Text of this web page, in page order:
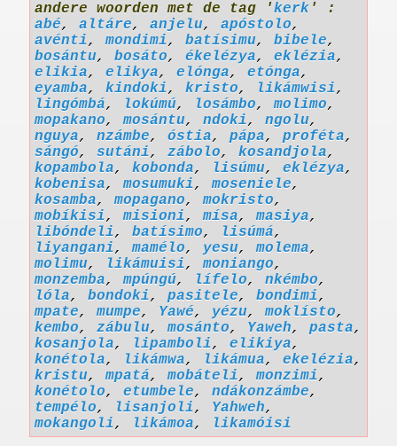
andere woorden met de tag 'kerk ' :
abé, altáre, anjelu, apóstolo,
avénti,mondimi, batísimu, bibele,
bosántu, bosáto, ékelézya, eklézia,
elikia, elikya, elónga, etónga,
eyamba, kindoki, kristo, likámwisi,
lingómbá, lokúmú, losámbo,molimo,
mopakano,mosántu, ndoki, ngolu,
nguya, nzámbe, óstia, pápa, proféta,
sángó, sutáni, zábolo, kosandjola,
kopambola, kobonda, lisúmu, eklézya,
kobenisa,mosumuki,moseniele,
kosamba,mopagano,mokristo,
mobíkisi,misioni,mísa,masiya,
libóndeli, batísimo, lisúmá,
liyangani,mamélo, yesu,molema,
molimu, likámuisi,moniango,
monzemba,mpúngú, lífelo, nkémbo,
lóla, bondoki, pasitele, bondimi,
mpate,mumpe, Yawé, yézu,moklísto,
kembo, zábulu,mosánto, Yaweh, pasta,
kosanjola, lipamboli, elikiya,
konétola, likámwa, likámua, ekelézia,
kristu,mpatá,mobáteli,monzimi,
konétolo, etumbele, ndákonzámbe,
tempélo, lisanjoli, Yahweh,
mokangoli, likámoa, likamóisi